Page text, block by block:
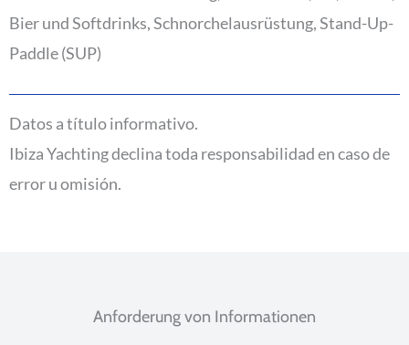
Bier und Softdrinks, Schnorchelausrüstung, Stand-Up-
Paddle (SUP)
Datos a título informativo.
Ibiza Yachting declina toda responsabilidad en caso de
error u omisión.
Anforderung von Informationen